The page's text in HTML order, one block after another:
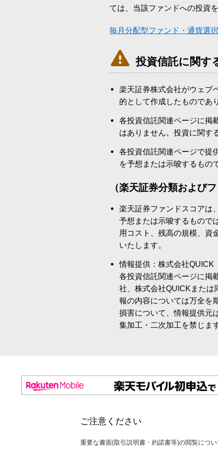
ては、当該ファンドへの投資
毎月分配型ファンド・通貨選
 投資信託に関す
楽天証券株式会社がウェブ
的として作成したものであ
各投資信託関連ページに掲
はありません。投資に関す
各投資信託関連ページで提
を予想または示唆するもの
（楽天証券分類および
楽天証券ファンドスコアは
予想または示唆するもので
用コスト、残高の規模、資
いたします。
情報提供：株式会社QUICK
各投資信託関連ページに掲
社、株式会社QUICKまたは
報の内容については万全を
損害について、情報提供元
集加工・二次加工を禁じま
ご注意ください
重要な書面(取引説明書・約諾書等)の閲覧につ